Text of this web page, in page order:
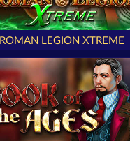
ROMAN LEGION XTREME